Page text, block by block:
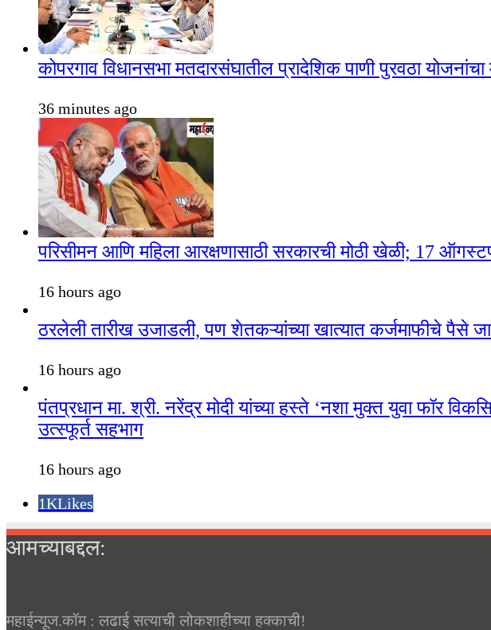
कोपरगाव विधानसभा मतदारसंघातील प्रादेशिक पाणी पुरवठा
36 minutes ago
परिसीमन आणि महिला आरक्षणासाठी सरकारची मोठी खेळी; 17
16 hours ago
ठरलेली तारीख उजाडली, पण शेतकऱ्यांच्या खात्यात कर्जमाफीचे पैसे
16 hours ago
पंतप्रधान मा. श्री. नरेंद्र मोदी यांच्या हस्ते ‘नशा मुक्त युवा फॉर
उत्स्फूर्त सहभाग
16 hours ago
1KLikes
आमच्याबद्दल:
महाईन्यूज.कॉम : लढाई सत्याची लोकशाहीच्या हक्काची!